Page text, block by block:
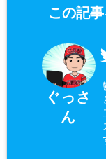
この記
ぐっさ
ん